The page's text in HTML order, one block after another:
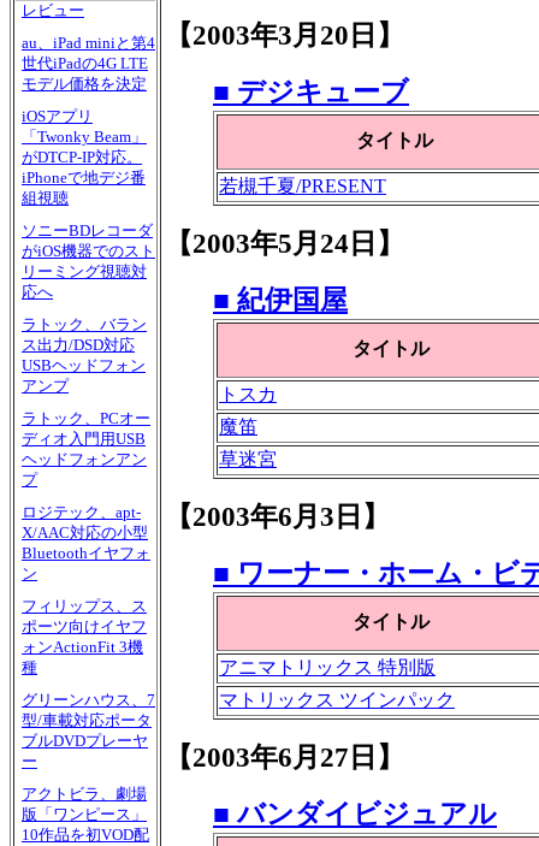
レビュー
au、iPad miniと第4
世代iPadの4G LTE
モデル価格を決定
iOSアプリ
「Twonky Beam」
がDTCP-IP対応。
iPhoneで地デジ番
組視聴
ソニーBDレコーダ
がiOS機器でのスト
リーミング視聴対
応へ
ラトック、バラン
ス出力/DSD対応
USBヘッドフォン
アンプ
ラトック、PCオー
ディオ入門用USB
ヘッドフォンアン
プ
ロジテック、apt-
X/AAC対応の小型
Bluetoothイヤフォ
ン
フィリップス、ス
ポーツ向けイヤフ
ォンActionFit 3機
種
グリーンハウス、7
型/車載対応ポータ
ブルDVDプレーヤ
ー
アクトビラ、劇場
版「ワンピース」
10作品を初VOD配
【2003年3月20日】
■ デジキューブ
タイトル
若槻千夏/PRESENT
【2003年5月24日】
■ 紀伊国屋
タイトル
トスカ
魔笛
草迷宮
【2003年6月3日】
■ ワーナー・ホーム・ビ
タイトル
アニマトリックス 特別版
マトリックス ツインパック
【2003年6月27日】
■ バンダイビジュアル